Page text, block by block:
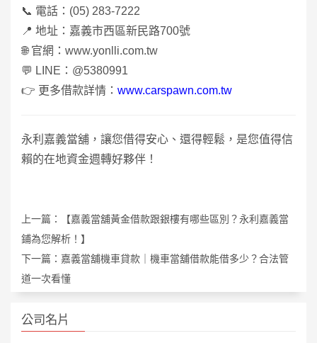
📞 電話： (05) 283-7222
📍 地址：嘉義市西區新民路700號
🌐 官網： www.yonlli.com.tw
💬 LINE ： @5380991
👉 更多借款詳情： www.carspawn.com.tw
永利嘉義當舖，讓您借得安心、還得輕鬆，是您值得信
賴的在地資金週轉好夥伴！
上一篇：
【嘉義當舖黃金借款跟銀樓有哪些區別？永利嘉義當
鋪為您解析！】
下一篇： 嘉義當舖機車貸款｜機車當舖借款能借多少？合法管
道一次看懂
公司名片